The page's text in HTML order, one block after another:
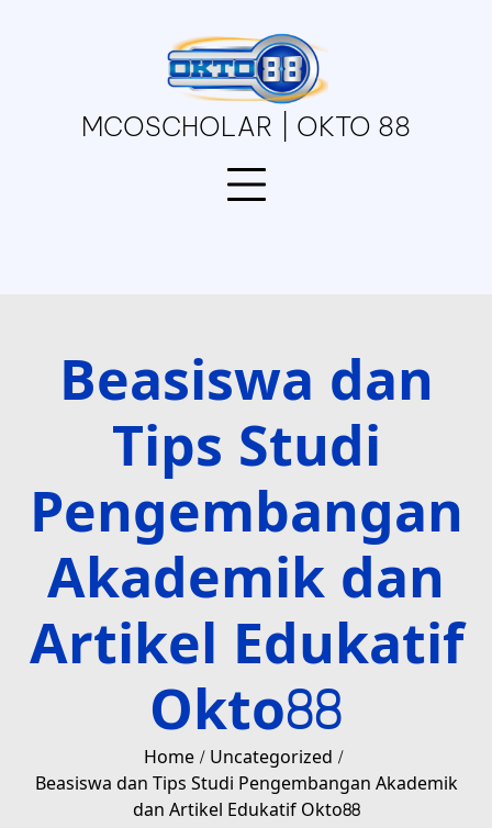
MCOSCHOLAR | OKTO 88
Beasiswa dan
Tips Studi
Pengembangan
Akademik dan
Artikel Edukatif
Okto88
Home Uncategorized
Beasiswa dan Tips Studi Pengembangan Akademik
dan Artikel Edukatif Okto88